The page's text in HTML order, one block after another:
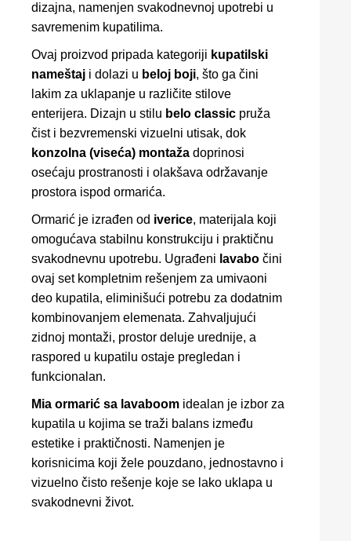
dizajna, namenjen svakodnevnoj upotrebi u
savremenim kupatilima.
Ovaj proizvod pripada kategoriji kupatilski
nameštaj i dolazi u beloj boji, što ga čini
lakim za uklapanje u različite stilove
enterijera. Dizajn u stilu belo classic pruža
čist i bezvremenski vizuelni utisak, dok
konzolna (viseća) montaža doprinosi
osećaju prostranosti i olakšava održavanje
prostora ispod ormarića.
Ormarić je izrađen od iverice, materijala koji
omogućava stabilnu konstrukciju i praktičnu
svakodnevnu upotrebu. Ugrađeni lavabo čini
ovaj set kompletnim rešenjem za umivaoni
deo kupatila, eliminišući potrebu za dodatnim
kombinovanjem elemenata. Zahvaljujući
zidnoj montaži, prostor deluje urednije, a
raspored u kupatilu ostaje pregledan i
funkcionalan.
Mia ormarić sa lavaboom idealan je izbor za
kupatila u kojima se traži balans između
estetike i praktičnosti. Namenjen je
korisnicima koji žele pouzdano, jednostavno i
vizuelno čisto rešenje koje se lako uklapa u
svakodnevni život.